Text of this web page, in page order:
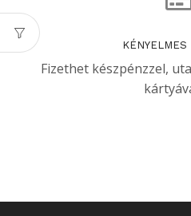
KÉNYELMES
Fizethet készpénzzel,